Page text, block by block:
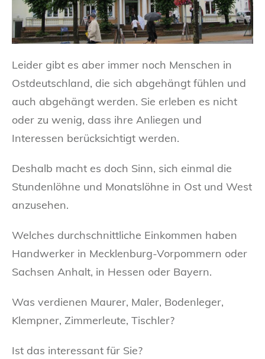
Leider gibt es aber immer noch Menschen in
Ostdeutschland, die sich abgehängt fühlen und
auch abgehängt werden. Sie erleben es nicht
oder zu wenig, dass ihre Anliegen und
Interessen berücksichtigt werden.
Deshalb macht es doch Sinn, sich einmal die
Stundenlöhne und Monatslöhne in Ost und West
anzusehen.
Welches durchschnittliche Einkommen haben
Handwerker in Mecklenburg-Vorpommern oder
Sachsen Anhalt, in Hessen oder Bayern.
Was verdienen Maurer, Maler, Bodenleger,
Klempner, Zimmerleute, Tischler?
Ist das interessant für Sie?